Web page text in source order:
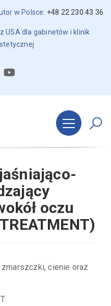
w Polsce: +48 22 230 43 36
USA dla gabinetów i klinik
oczu
cienie oraz